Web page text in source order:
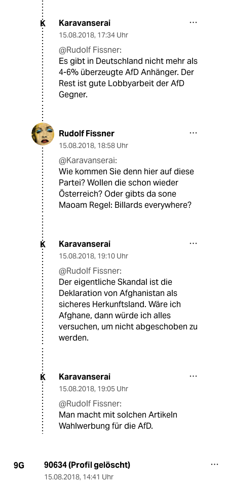
K Karavanserai
15.08.2018, 17:34 Uhr
@Rudolf Fissner:
Es gibt in Deutschland nicht mehr als
4-6% überzeugte AfD Anhänger. Der
Rest ist gute Lobbyarbeit der AfD
Gegner.
Rudolf Fissner
15.08.2018, 18:58 Uhr
@Karavanserai:
Wie kommen Sie denn hier auf diese
Partei? Wollen die schon wieder
Österreich? Oder gibts da sone
Maoam Regel: Billards everywhere?
K Karavanserai
15.08.2018, 19:10 Uhr
@Rudolf Fissner:
Der eigentliche Skandal ist die
Deklaration von Afghanistan als
sicheres Herkunftsland. Wäre ich
Afghane, dann würde ich alles
versuchen, um nicht abgeschoben zu
werden.
K Karavanserai
15.08.2018, 19:05 Uhr
@Rudolf Fissner:
Man macht mit solchen Artikeln
Wahlwerbung für die AfD.
9G 90634 (Profil gelöscht)
15.08.2018, 14:41 Uhr